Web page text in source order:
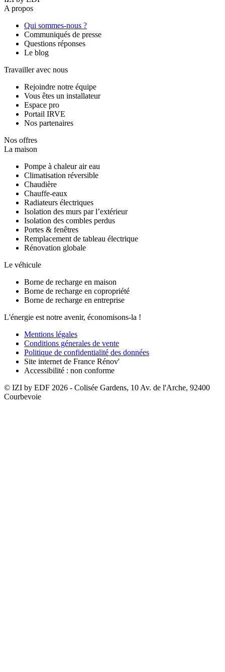
A propos
Qui sommes-nous ?
Communiqués de presse
Questions réponses
Le blog
Travailler avec nous
Rejoindre notre équipe
Vous êtes un installateur
Espace pro
Portail IRVE
Nos partenaires
Nos offres
La maison
Pompe à chaleur air eau
Climatisation réversible
Chaudière
Chauffe-eaux
Radiateurs électriques
Isolation des murs par l’extérieur
Isolation des combles perdus
Portes & fenêtres
Remplacement de tableau électrique
Rénovation globale
Le véhicule
Borne de recharge en maison
Borne de recharge en copropriété
Borne de recharge en entreprise
L'énergie est notre avenir, économisons-la !
Mentions légales
Conditions génerales de vente
Politique de confidentialité des données
Site internet de France Rénov'
Accessibilité : non conforme
© IZI by EDF 2026 - Colisée Gardens, 10 Av. de l'Arche, 92400
Courbevoie